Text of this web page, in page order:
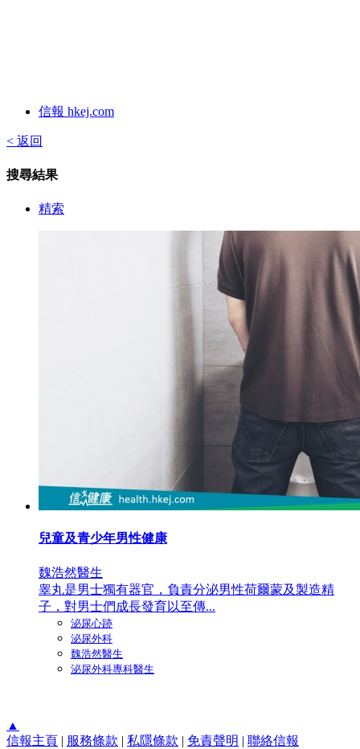
信報 hkej.com
< 返回
搜尋結果
精索
兒童及青少年男性健康
魏浩然醫生
睾丸是男士獨有器官，負責分泌男性荷爾蒙及製造精
子，對男士們成長發育以至傳...
泌尿心跡
泌尿外科
魏浩然醫生
泌尿外科專科醫生
▲
信報主頁 | 服務條款 | 私隱條款 | 免責聲明 | 聯絡信報